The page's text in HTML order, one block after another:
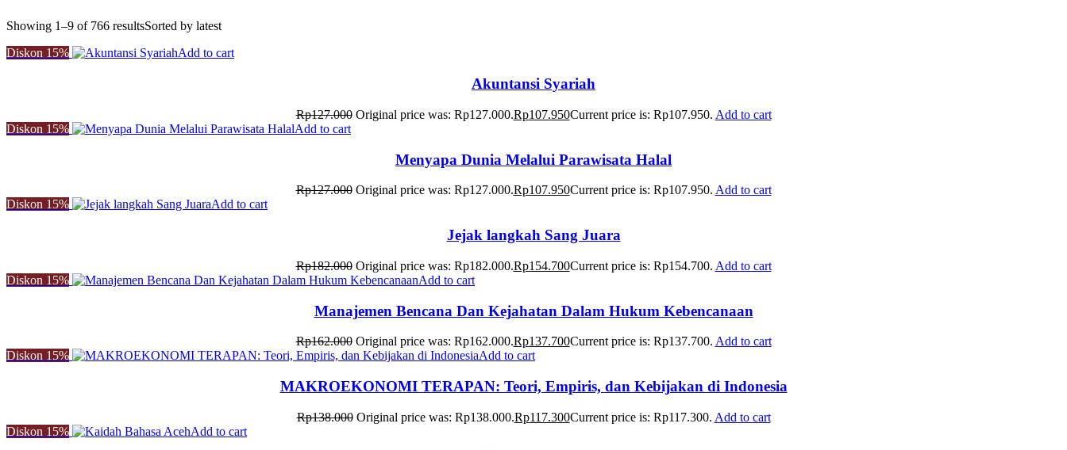
Showing 1–9 of 766 resultsSorted by latest
Diskon 15% Add to cart
Akuntansi Syariah
Rp127.000 Original price was: Rp127.000.Rp107.950Current price is: Rp107.950. Add to cart
Diskon 15% Add to cart
Menyapa Dunia Melalui Parawisata Halal
Rp127.000 Original price was: Rp127.000.Rp107.950Current price is: Rp107.950. Add to cart
Diskon 15% Add to cart
Jejak langkah Sang Juara
Rp182.000 Original price was: Rp182.000.Rp154.700Current price is: Rp154.700. Add to cart
Diskon 15% Add to cart
Manajemen Bencana Dan Kejahatan Dalam Hukum Kebencanaan
Rp162.000 Original price was: Rp162.000.Rp137.700Current price is: Rp137.700. Add to cart
Diskon 15% Add to cart
MAKROEKONOMI TERAPAN: Teori, Empiris, dan Kebijakan di Indonesia
Rp138.000 Original price was: Rp138.000.Rp117.300Current price is: Rp117.300. Add to cart
Diskon 15% Add to cart